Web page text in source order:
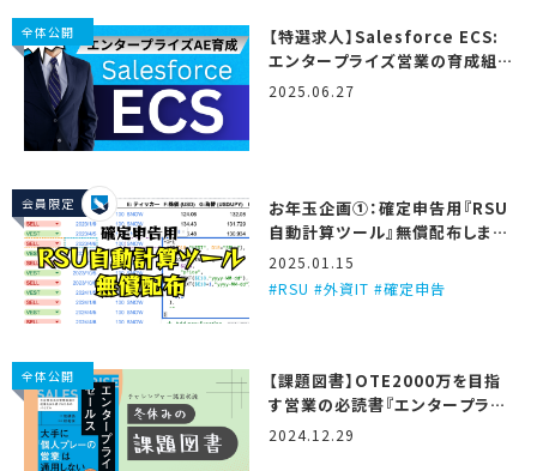
全体公開
【特選求人】Salesforce ECS:
エンタープライズ営業の育成組
織…！ (2025/6/27更新)
2025.06.27
会員限定
お年玉企画①：確定申告用『RSU
自動計算ツール』無償配布しま
す！
2025.01.15
RSU #外資IT #確定申告
全体公開
【課題図書】OTE2000万を目指
す営業の必読書『エンタープライ
ズセールス』
2024.12.29